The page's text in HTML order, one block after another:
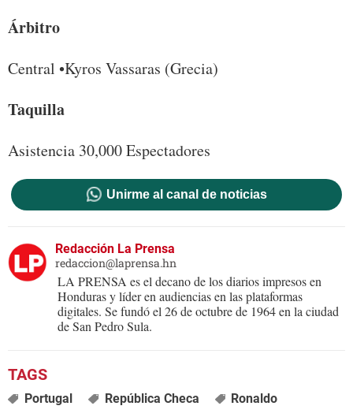
Árbitro
Central •Kyros Vassaras (Grecia)
Taquilla
Asistencia 30,000 Espectadores
Unirme al canal de noticias
Redacción La Prensa
redaccion@laprensa.hn
LA PRENSA es el decano de los diarios impresos en
Honduras y líder en audiencias en las plataformas
digitales. Se fundó el 26 de octubre de 1964 en la ciudad
de San Pedro Sula.
Portugal República Checa Ronaldo